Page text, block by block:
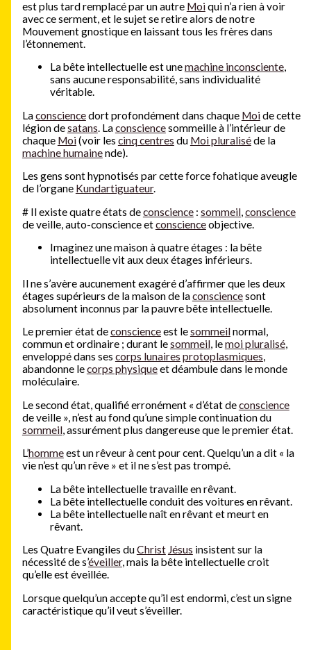
est plus tard remplacé par un autre Moiqui n’a rien à voir
avec ce serment, et le sujet se retire alors de notre
Mouvement gnostique en laissant tous les frères dans
l’étonnement.
La bête intellectuelle est unemachine inconsciente,
sans aucune responsabilité, sans individualité
véritable.
Laconsciencedort profondément dans chaque Moide cette
légion desatans . Laconsciencesommeille à l’intérieur de
chaque Moi(voir les cinq centres du Moi pluraliséde la
machine humainende).
Les gens sont hypnotisés par cette force fohatique aveugle
de l’organe Kundartiguateur.
#Il existe quatre états deconscience: sommeil, conscience
de veille, auto-conscience etconscienceobjective.
Imaginez une maison à quatre étages : la bête
intellectuelle vit aux deux étages inférieurs.
Il ne s’avère aucunement exagéré d’affirmer que les deux
étages supérieurs de la maison de laconsciencesont
absolument inconnus par la pauvre bête intellectuelle.
Le premier état deconscienceest lesommeilnormal,
commun et ordinaire ; durant lesommeil, lemoi pluralisé,
enveloppé dans ses corps lunaires protoplasmiques,
abandonne lecorps physiqueet déambule dans le monde
moléculaire.
Le second état, qualifié erronément « d’état deconscience
de veille », n’est au fond qu’une simple continuation du
sommeil, assurément plus dangereuse que le premier état.
L’hommeest un rêveur à cent pour cent. Quelqu’un a dit « la
vie n’est qu’un rêve » et il ne s’est pas trompé.
La bête intellectuelle travaille en rêvant.
La bête intellectuelle conduit des voitures en rêvant.
La bête intellectuelle naît en rêvant et meurt en
rêvant.
Les Quatre Evangiles duChrist Jésus insistent sur la
nécessité de s’éveiller, mais la bête intellectuelle croit
qu’elle est éveillée.
Lorsque quelqu’un accepte qu’il est endormi, c’est un signe
caractéristique qu’il veut s’éveiller.